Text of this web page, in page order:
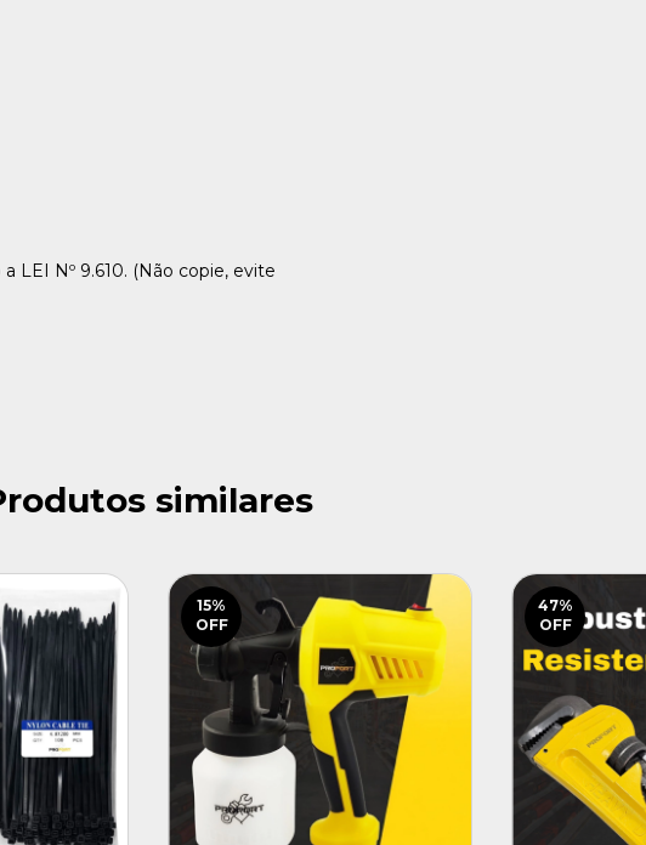
LEI Nº 9.610. (Não copie, evite
similares
15%
OFF
47%
OFF